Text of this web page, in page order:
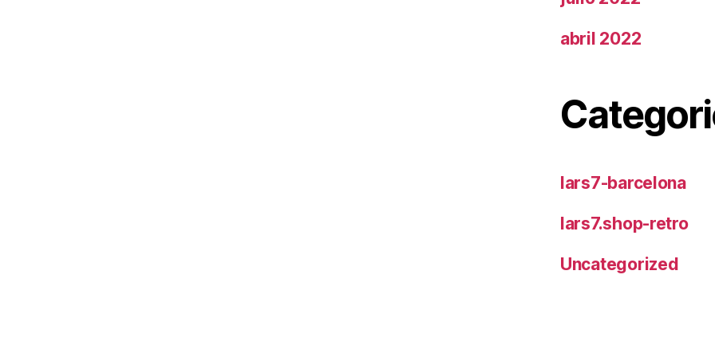
abril 2022
lars7-barcelona
lars7.shop-retro
Uncategorized